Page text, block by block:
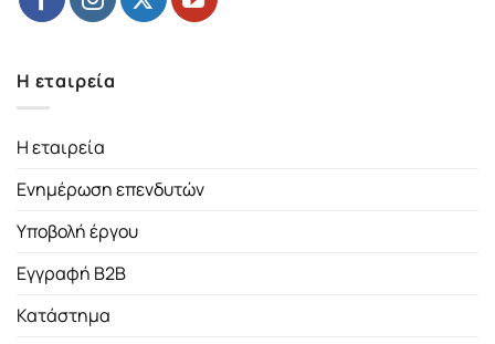
Η εταιρεία
Η εταιρεία
Ενημέρωση επενδυτών
Υποβολή έργου
Εγγραφή B2B
Κατάστημα